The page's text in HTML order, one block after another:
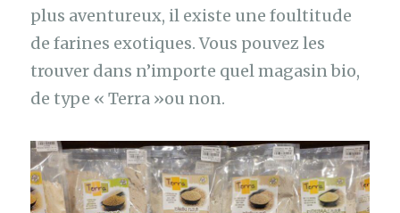
plus aventureux, il existe une foultitude
de farines exotiques. Vous pouvez les
trouver dans n’importe quel magasin bio,
de type « Terra »ou non.